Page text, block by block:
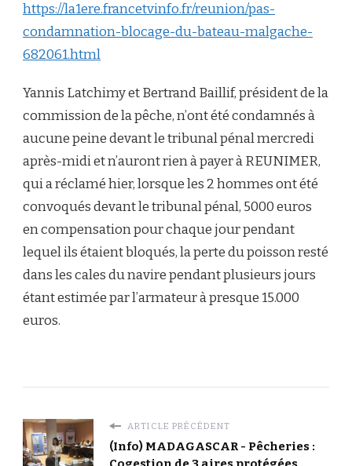
https://la1ere.francetvinfo.fr/reunion/pas-
condamnation-blocage-du-bateau-malgache-
682061.html
Yannis Latchimy et Bertrand Baillif, président de la
commission de la pêche, n’ont été condamnés à
aucune peine devant le tribunal pénal mercredi
après-midi et n’auront rien à payer à REUNIMER,
qui a réclamé hier, lorsque les 2 hommes ont été
convoqués devant le tribunal pénal, 5000 euros
en compensation pour chaque jour pendant
lequel ils étaient bloqués, la perte du poisson resté
dans les cales du navire pendant plusieurs jours
étant estimée par l’armateur à presque 15.000
euros.
ARTICLE PRÉCÉDENT
(Info) MADAGASCAR - Pêcheries :